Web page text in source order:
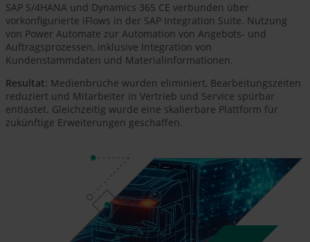
SAP S/4HANA und Dynamics 365 CE verbunden über
vorkonfigurierte iFlows in der SAP Integration Suite. Nutzung
von Power Automate zur Automation von Angebots- und
Auftragsprozessen, inklusive Integration von
Kundenstammdaten und Materialinformationen.
Resultat: Medienbrüche wurden eliminiert, Bearbeitungszeiten
reduziert und Mitarbeiter in Vertrieb und Service spürbar
entlastet. Gleichzeitig wurde eine skalierbare Plattform für
zukünftige Erweiterungen geschaffen.